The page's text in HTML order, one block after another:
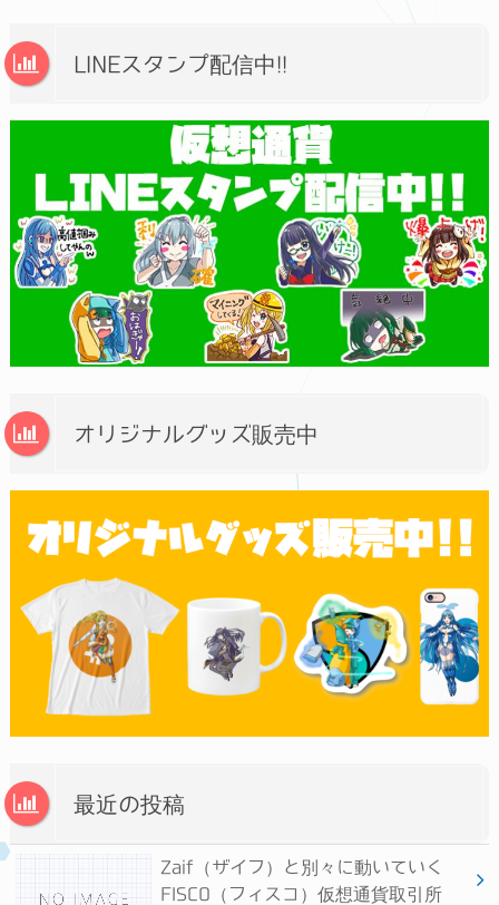
LINEスタンプ配信中!!
オリジナルグッズ販売中
最近の投稿
Zaif（ザイフ）と別々に動いていく
FISCO（フィスコ）仮想通貨取引所